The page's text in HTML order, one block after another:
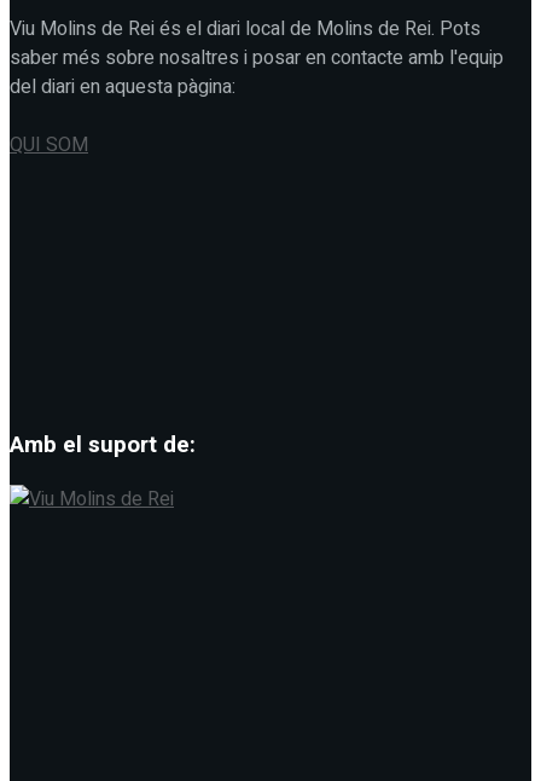
Viu Molins de Rei és el diari local de Molins de Rei. Pots
saber més sobre nosaltres i posar en contacte amb l'equip
del diari en aquesta pàgina:
QUI SOM
Amb el suport de: